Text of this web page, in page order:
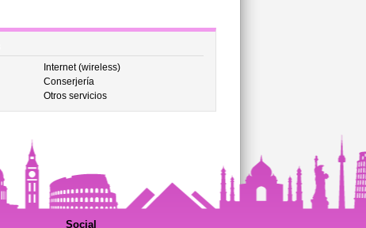
Internet (wireless)
Conserjería
Otros servicios
Social